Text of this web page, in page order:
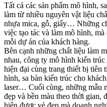
Tất cả các sản phẩm mô hình,
làm từ nhiều nguyên vật liệu
nhựa mica, gỗ, giấy… Những
việc tạo tác và làm mô hình,
mỗi dự án của khách hàng.
Bên cạnh những chất liệu làm
nhau, công ty mô hình kiến
hiện đại cùng trang thiết bị tiên
hình, sa bàn kiến trúc cho
laser… Cuối cùng, những mẫu
đẹp và bền màu theo thời gian,
hiện được vẻ đẹp mà doanh